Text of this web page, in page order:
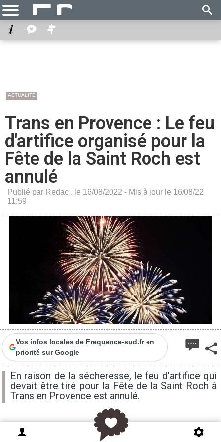
ACTUALITÉ
Trans en Provence : Le feu
d'artifice organisé pour la
Fête de la Saint Roch est
annulé
Publié par Redac . le 16/08/2022 - Mis à jour le 16/08/22
11:59
Vos infos locales de Frequence-sud.fr en
priorité sur Google
En raison de la sécheresse, le feu d'artifice qui
devait être tiré pour la Fête de la Saint Roch à
Trans en Provence est annulé.
Un feu d'artifice devait être tiré à Trans en Provence